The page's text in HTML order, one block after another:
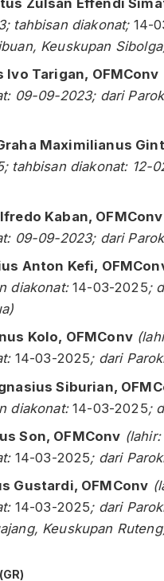
tahbisan diakonat; 14-
Keuskupan
Ivo Tarigan, OFMConv
09-09-2023; dari
Maximilianus
tahbisan diakonat: 12-
Kaban, OFMConv
09-09-2023; dari
Anton Kefi,
diakonat:14-03-2025;
Kolo, OFMConv
14-03-2025; dari
Siburian,
diakonat:14-03-2025;
Son, OFMConv
14-03-2025; dari
Gustardi, OFMConv
14-03-2025; dari
Keuskupan